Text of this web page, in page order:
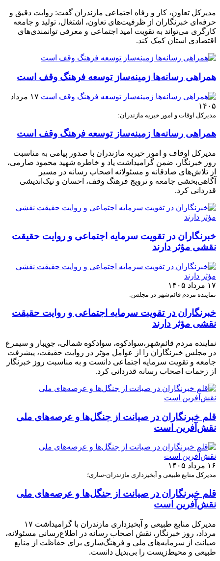
مدیرکل تعاون، کار و رفاه اجتماعی مازندران گفت: روایت دقیق و
حرفه‌ای خبرنگاران از ظرفیت‌های تعاون، اشتغال، تولید و جامعه
کارگری می‌تواند به تقویت امید اجتماعی و معرفی توانمندی‌های
اقتصادی استان کمک کند.
همراهی رسانه‌ها زمینه‌ساز توسعه فرهنگ وقف است
۱۷ مرداد
۱۴۰۵
مدیرکل اوقات و امور خیریه مازندران:
همراهی رسانه‌ها زمینه‌ساز توسعه فرهنگ وقف است
مدیرکل اوقاف و امور خیریه مازندران با صدور پیامی به مناسبت
روز خبرنگار، ضمن گرامیداشت یاد و خاطره شهید محمود صارمی،
از تلاش‌های صادقانه و مسئولانه اصحاب رسانه در مسیر
آگاهی‌بخشی جامعه و ترویج فرهنگ وقف، احسان و نیک‌اندیشی
قدردانی کرد.
خبرنگاران در تقویت سرمایه اجتماعی و روایت حقیقت
نقشی مؤثر دارند
۱۷ مرداد ۱۴۰۵
نماینده مردم قائم‌شهر در مجلس:
خبرنگاران در تقویت سرمایه اجتماعی و روایت حقیقت
نقشی مؤثر دارند
نماینده مردم قائم‌شهر،سوادکوه، سوادکوه شمالی، جویبار و سیمرغ
در مجلس خبرنگاران را از عوامل مؤثر در روایت حقیقت، پیشرفت
جامعه و تقویت سرمایه اجتماعی دانست و به مناسبت روز خبرنگار
از زحمات اصحاب رسانه قدردانی کرد.
قلم خبرنگاران در صیانت از جنگل‌ها و عرصه‌های ملی
نقش‌آفرین است
۱۶ مرداد ۱۴۰۵
مدیرکل منابع طبیعی و آبخیزداری مازندران-ساری؛
قلم خبرنگاران در صیانت از جنگل‌ها و عرصه‌های ملی
نقش‌آفرین است
مدیرکل منابع طبیعی و آبخیزداری مازندران با گرامیداشت ۱۷
مرداد، روز خبرنگار، نقش اصحاب رسانه در اطلاع‌رسانی مسئولانه،
صیانت از سرمایه‌های ملی و فرهنگ‌سازی برای حفاظت از منابع
طبیعی و محیط‌زیست را بی‌بدیل دانست.